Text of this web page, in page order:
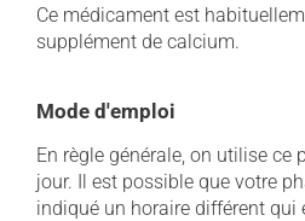
Ce médicament est
supplément de calcium.
Mode d'emploi
En règle générale, on utilise ce
jour. Il est possible que votre
indiqué un horaire différent qui